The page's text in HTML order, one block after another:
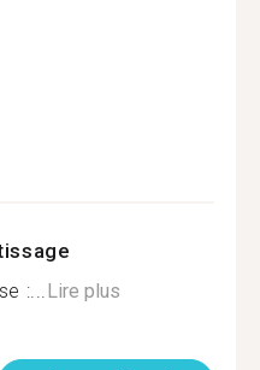
:...Lire plus